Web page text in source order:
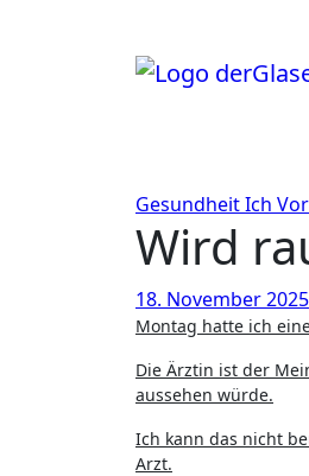
GesundheitIch
Wird
18. November 2025
Montag hatte ich
Die Ärztin ist der
aussehen würde.
Ich kann das nicht
Arzt.